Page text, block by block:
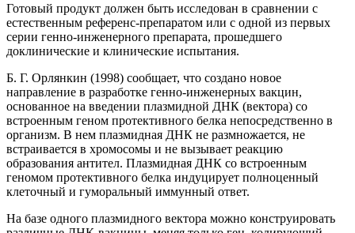
Готовый продукт должен быть исследован в сравнении с
естественным референс-препаратом или с одной из первых
серии генно-инженерного препарата, прошедшего
доклинические и клинические испытания.
Б. Г. Орлянкин (1998) сообщает, что создано новое
направление в разработке генно-инженерных вакцин,
основанное на введении плазмидной ДНК (вектора) со
встроенным геном протективного белка непосредственно в
организм. В нем плазмидная ДНК не размножается, не
встраивается в хромосомы и не вызывает реакцию
образования антител. Плазмидная ДНК со встроенным
геномом протективного белка индуцирует полноценный
клеточный и гуморальный иммунный ответ.
На базе одного плазмидного вектора можно конструировать